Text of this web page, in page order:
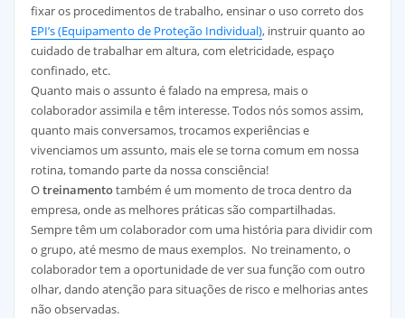
fixar os procedimentos de trabalho, ensinar o uso correto dos
EPI’s (Equipamento de Proteção Individual), instruir quanto ao
cuidado de trabalhar em altura, com eletricidade, espaço
confinado, etc.
Quanto mais o assunto é falado na empresa, mais o
colaborador assimila e têm interesse. Todos nós somos assim,
quanto mais conversamos, trocamos experiências e
vivenciamos um assunto, mais ele se torna comum em nossa
rotina, tomando parte da nossa consciência!
Otreinamentotambém é um momento de troca dentro da
empresa, onde as melhores práticas são compartilhadas.
Sempre têm um colaborador com uma história para dividir com
o grupo, até mesmo de maus exemplos. No treinamento, o
colaborador tem a oportunidade de ver sua função com outro
olhar, dando atenção para situações de risco e melhorias antes
não observadas.